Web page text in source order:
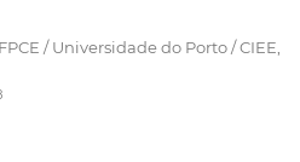
/ Universidade do Porto / CIEE,